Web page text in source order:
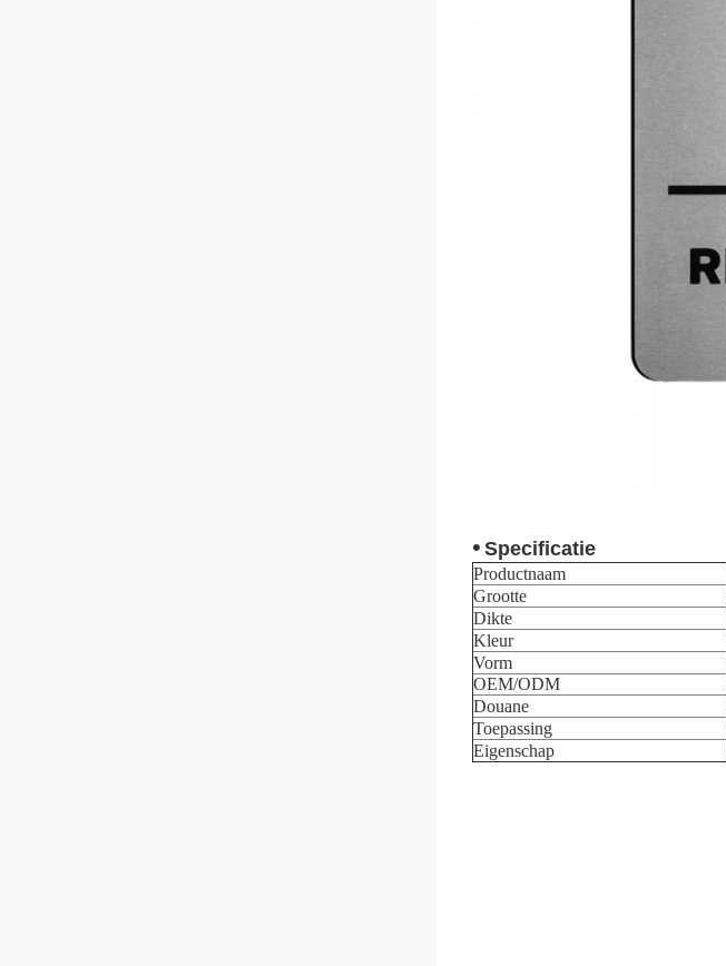
• Specificatie
Productnaam
Grootte
Dikte
Kleur
Vorm
OEM/ODM
Douane
Toepassing
Eigenschap